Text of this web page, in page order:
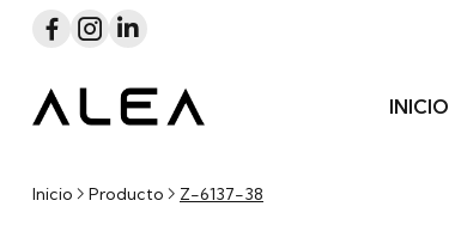
COMPRAS SUPERIORES A
INICIO
Inicio Producto Z-6137-38